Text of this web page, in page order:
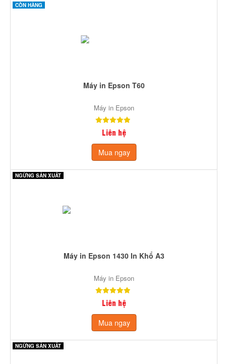
CÒN HÀNG
Máy in Epson T60
Máy in Epson
Liên hệ
Mua ngay
NGỪNG SẢN XUẤT
Máy in Epson 1430 In Khổ A3
Máy in Epson
Liên hệ
Mua ngay
NGỪNG SẢN XUẤT